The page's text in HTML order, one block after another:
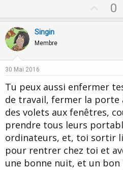
p
t
0
Singin
Membre
30 Mai 2016
Tu peux aussi enfermer
de travail, fermer la
des volets aux fenêtres,
prendre tous leurs
ordinateurs, et, toi sortir
pour rentrer chez toi et
une bonne nuit, et un